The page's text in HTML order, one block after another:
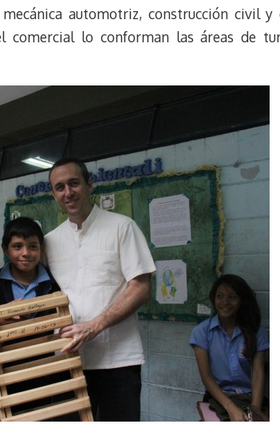
automotriz, construcción civil y
lo conforman las áreas de